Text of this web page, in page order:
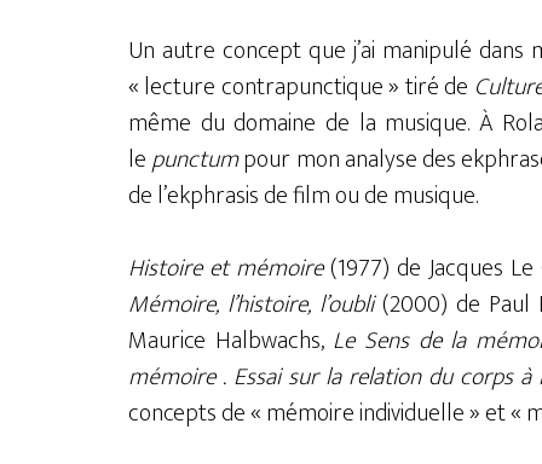
Un autre concept que j’ai manipulé
« lecture contrapunctique » tiré de
même du domaine de la musique. À
lepunctumpour mon analyse des
de l’ekphrasis de film ou de musique.
Histoire et mémoire(1977) de Jacques
Mémoire, l’histoire, l’oubli(2000) de Paul
Maurice Halbwachs, Le Sens de la
mémoire . Essai sur la relation du corps à
concepts de « mémoire individuelle » et «